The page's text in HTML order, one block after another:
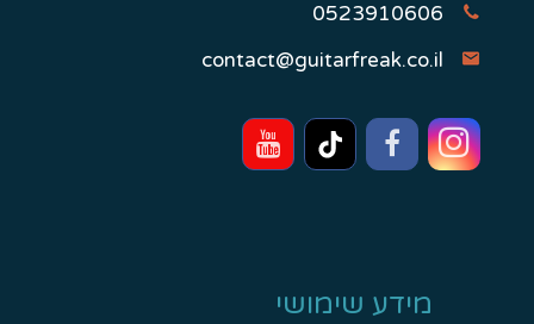
0523910606
contact@guitarfreak.co.il
מידע שימושי